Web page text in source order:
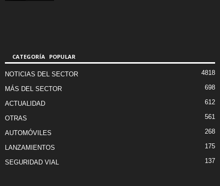
CATEGORÍA POPULAR
NOTICIAS DEL SECTOR 4818
MÁS DEL SECTOR 698
ACTUALIDAD 612
OTRAS 561
AUTOMÓVILES 268
LANZAMIENTOS 175
SEGURIDAD VIAL 137